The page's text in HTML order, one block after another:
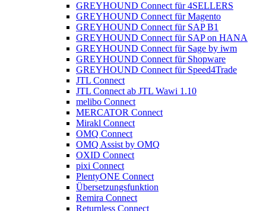
GREYHOUND Connect für 4SELLERS
GREYHOUND Connect für Magento
GREYHOUND Connect für SAP B1
GREYHOUND Connect für SAP on HANA
GREYHOUND Connect für Sage by iwm
GREYHOUND Connect für Shopware
GREYHOUND Connect für Speed4Trade
JTL Connect
JTL Connect ab JTL Wawi 1.10
melibo Connect
MERCATOR Connect
Mirakl Connect
OMQ Connect
OMQ Assist by OMQ
OXID Connect
pixi Connect
PlentyONE Connect
Übersetzungsfunktion
Remira Connect
Returnless Connect